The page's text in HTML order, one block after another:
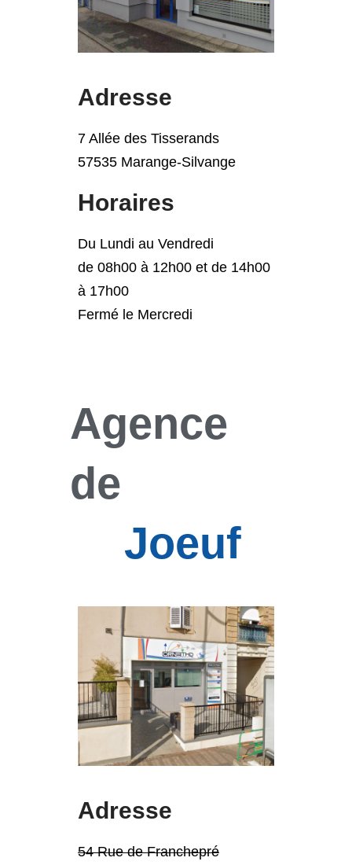
Adresse
7 Allée des Tisserands
57535 Marange-Silvange
Horaires
Du Lundi au Vendredi
de 08h00 à 12h00 et de 14h00
à 17h00
Fermé le Mercredi
Agence
de
Joeuf
Adresse
54 Rue de Franchepré